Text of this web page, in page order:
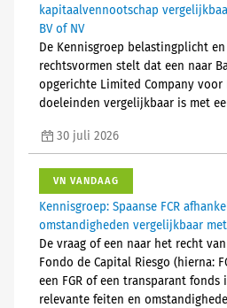
kapitaalvennootschap
BV of NV
De Kennisgroep belastingplicht
rechtsvormen stelt dat een naar
opgerichte Limited Company voor
doeleinden vergelijkbaar is met
30 juli 2026
VN VANDAAG
Kennisgroep: Spaanse FCR
omstandigheden vergelijkbaar met
De vraag of een naar het recht
Fondo de Capital Riesgo (hierna:
een FGR of een transparant
relevante feiten en